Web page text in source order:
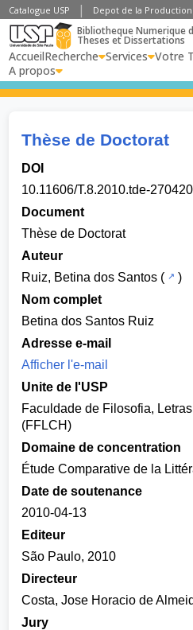
Catalogue USP Depot de la Production
Bibliotheque Numerique
Theses et Dissertations
AccueilRecherche Services Votre
A propos
Thèse de Doctorat
DOI
10.11606/T.8.2010.tde-
Document
Thèse de Doctorat
Auteur
Ruiz, Betina dos Santos (
)
Nom complet
Betina dos Santos Ruiz
Adresse e-mail
Afficher l'e-mail
Unite de l'USP
Faculdade de Filosofia,
(FFLCH)
Domaine de concentration
Étude Comparative de la
Date de soutenance
2010-04-13
Editeur
São Paulo, 2010
Directeur
Costa, Jose Horacio de
Jury